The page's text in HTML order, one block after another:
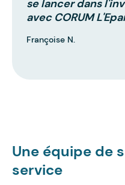
se lancer dans
avec CORUM
Françoise N.
Une équipe de
service